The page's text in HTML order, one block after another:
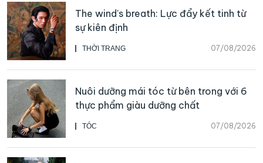
THỜI TRANG 07/08/2026
The wind’s breath: Lực đẩy kết tinh từ
sự kiên định
TÓC 07/08/2026
Nuôi dưỡng mái tóc từ bên trong với 6
thực phẩm giàu dưỡng chất